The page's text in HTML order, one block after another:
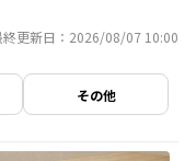
終更新日：2026/08/07 10:00
その他